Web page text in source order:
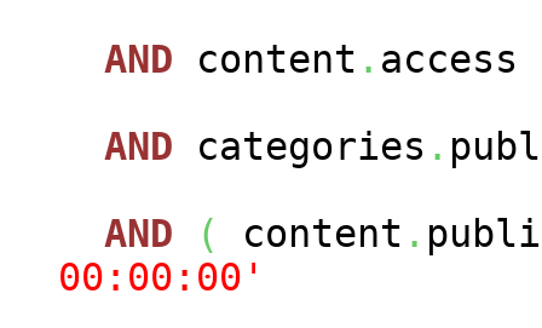
AND content . access
AND categories .
AND
( content .
00:00:00'